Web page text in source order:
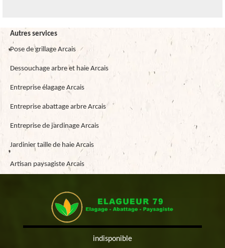
Autres services
Pose de grillage Arcais
Dessouchage arbre et haie Arcais
Entreprise élagage Arcais
Entreprise abattage arbre Arcais
Entreprise de jardinage Arcais
Jardinier taille de haie Arcais
Artisan paysagiste Arcais
indisponible